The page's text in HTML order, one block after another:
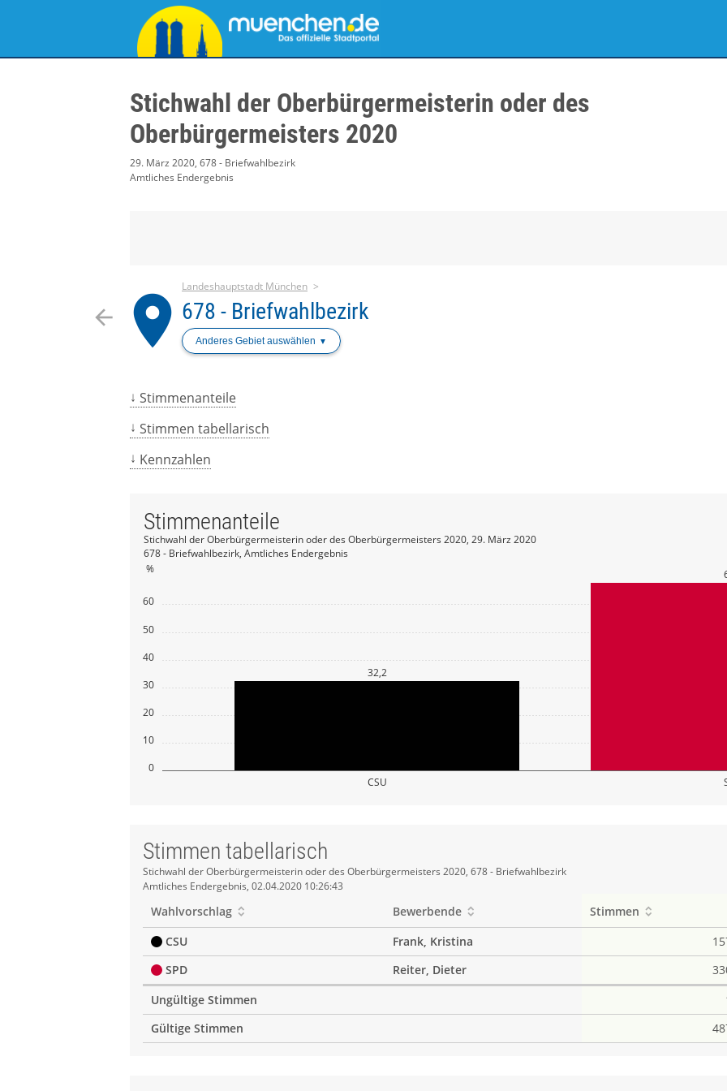
Stichwahl der Oberbürgermeisterin oder des
Oberbürgermeisters 2020
29. März 2020, 678 - Briefwahlbezirk
Amtliches Endergebnis
arrow_back place
Landeshauptstadt München
678 - Briefwahlbezirk
Anderes Gebiet auswählen
Stimmenanteile
Stimmen tabellarisch
Kennzahlen
0
10
20
30
40
50
60
%
CSU
32,2
Stimmenanteile
Stichwahl der Oberbürgermeisterin oder des Oberbürgermeisters 2020, 29. März 2020
678 - Briefwahlbezirk, Amtliches Endergebnis
Stimmen tabellarisch
Stimmen
tabellarisch
Stichwahl der Oberbürgermeisterin oder des Oberbürgermeisters 2020, 678 - Briefwahlbezirk
Amtliches Endergebnis, 02.04.2020 10:26:43
Wahlvorschlag Bewerbende Stimmen
CSU
Frank, Kristina
SPD
Reiter, Dieter
Ungültige Stimmen
Gültige Stimmen